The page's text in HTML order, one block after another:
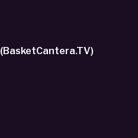
(BasketCantera.TV)